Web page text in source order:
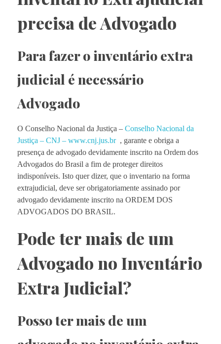
precisa de Advogado
Para fazer o inventário extra
judicial é necessário
Advogado
O Conselho Nacional da Justiça – Conselho Nacional da
Justiça – CNJ – www.cnj.jus.br , garante e obriga a
presença de advogado devidamente inscrito na Ordem dos
Advogados do Brasil a fim de proteger direitos
indisponíveis. Isto quer dizer, que o inventario na forma
extrajudicial, deve ser obrigatoriamente assinado por
advogado devidamente inscrito na ORDEM DOS
ADVOGADOS DO BRASIL.
Pode ter mais de um
Advogado no Inventário
Extra Judicial?
Posso ter mais de um